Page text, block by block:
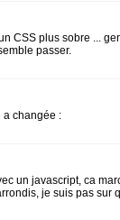
CSS plus sobre ...
passer.
a changée :
un javascript, ca
je suis pas sur